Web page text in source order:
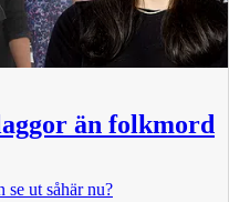
än folkmord
se ut såhär nu?